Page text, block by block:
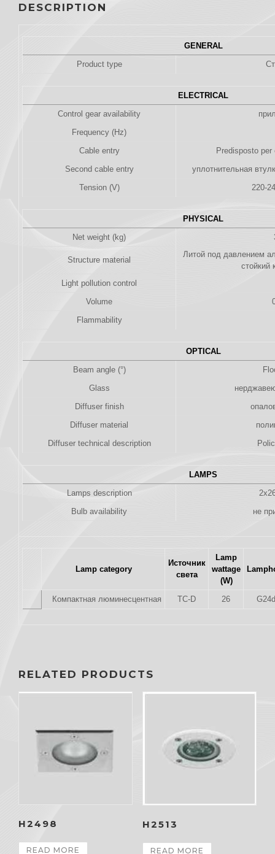
DESCRIPTION
GENERAL
Product type
ELECTRICAL
Control gear availability
Frequency (Hz)
Cable entry
Predisposto
Second cable entry
уплотнительная
Tension (V)
220-
PHYSICAL
Net weight (kg)
Structure material
Литой под давлением
стойкий
Light pollution control
Volume
Flammability
OPTICAL
Beam angle (°)
Glass
Diffuser finish
Diffuser material
Diffuser technical description
LAMPS
Lamps description
Bulb availability
не
Lamp category
Источник
света
Lamp
wattage
(W)
Компактная люминесцентная TC-D 26
RELATED PRODUCTS
H2498
READ MORE
H2513
READ MORE